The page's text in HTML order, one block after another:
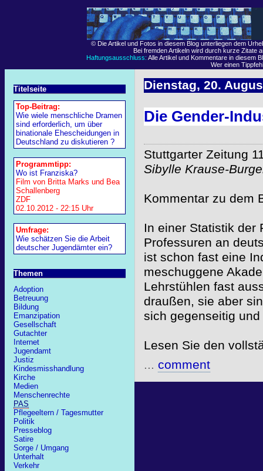
© Die Artikel und Fotos in diesem Blog unterliegen dem
Bei fremden Artikeln wird durch kurze Zitate
Haftungsausschluss: Alle Artikel und Kommentare in diesem
Wer einen
Titelseite
Top-Beitrag:
Wie wiele menschliche Dramen
sind erforderlich, um über
binationale Ehescheidungen in
Deutschland zu diskutieren ?
Programmtipp:
Wo ist Franziska?
Film von Britta Marks und Bea
Schallenberg
ZDF
02.10.2012 - 22:15 Uhr
Umfrage:
Wie schätzen Sie die Arbeit
deutscher Jugendämter ein?
Themen
Adoption
Betreuung
Bildung
Emanzipation
Gesellschaft
Gutachter
Internet
Jugendamt
Justiz
Kindesmisshandlung
Kirche
Medien
Menschenrechte
PAS
Pflegeeltern / Tagesmutter
Politik
Presseblog
Satire
Sorge / Umgang
Unterhalt
Verkehr
Dienstag, 20.
Die Gender-
Stuttgarter Zeitung
Sibylle Krause-
Kommentar zu dem
In einer Statistik der
Professuren an
ist schon fast eine
meschuggene
Lehrstühlen fast
draußen, sie aber
sich gegenseitig
Lesen Sie den
... comment